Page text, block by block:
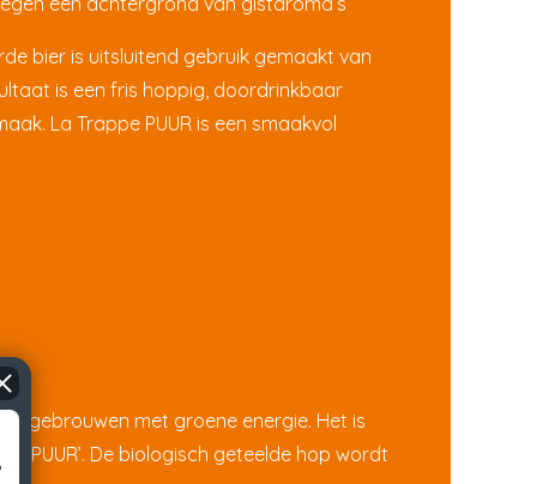
bier is uitsluitend gebruik gemaakt van
is een fris hoppig, doordrinkbaar
La Trappe PUUR is een smaakvol
gebrouwen met groene energie. Het is
De biologisch geteelde hop wordt